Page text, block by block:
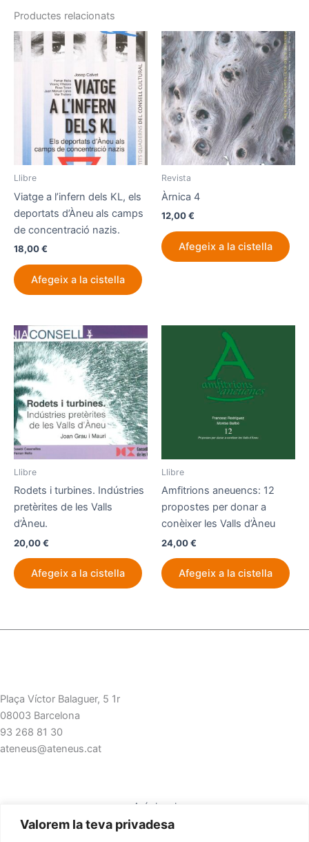
Valorem la teva privadesa
Productes relacionats
Llibre
Viatge a l’infern dels KL, els
deportats d’Àneu als camps
de concentració nazis.
18,00€
Afegeix a la cistella
Revista
Àrnica 4
12,00€
Afegeix a la cistella
Llibre
Rodets i turbines. Indústries
pretèrites de les Valls
d’Àneu.
20,00€
Afegeix a la cistella
Llibre
Amfitrions aneuencs: 12
propostes per donar a
conèixer les Valls d’Àneu
24,00€
Afegeix a la cistella
Plaça Víctor Balaguer, 5 1r
08003 Barcelona
93 268 81 30
ateneus@ateneus.cat
Avís legal
Polítiques de privacitat